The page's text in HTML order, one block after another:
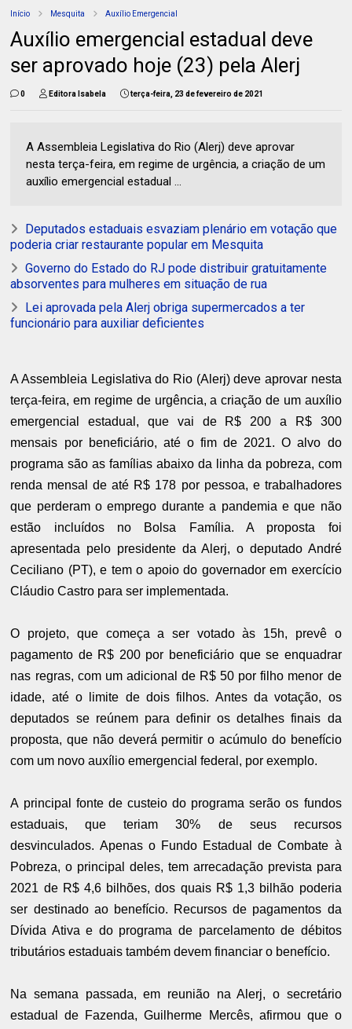
Início Mesquita Auxílio Emergencial
Auxílio emergencial estadual deve
ser aprovado hoje (23) pela Alerj
0 Editora Isabela terça-feira, 23 de fevereiro de 2021
A Assembleia Legislativa do Rio (Alerj) deve aprovar
nesta terça-feira, em regime de urgência, a criação de um
auxílio emergencial estadual ...
Deputados estaduais esvaziam plenário em votação que
poderia criar restaurante popular em Mesquita
Governo do Estado do RJ pode distribuir gratuitamente
absorventes para mulheres em situação de rua
Lei aprovada pela Alerj obriga supermercados a ter
funcionário para auxiliar deficientes
A Assembleia Legislativa do Rio (Alerj) deve aprovar nesta
terça-feira, em regime de urgência, a criação de um auxílio
emergencial estadual , que vai de R$ 200 a R$ 300
mensais por beneficiário, até o fim de 2021. O alvo do
programa são as famílias abaixo da linha da pobreza, com
renda mensal de até R$ 178 por pessoa, e trabalhadores
que perderam o emprego durante a pandemia e que não
estão incluídos no Bolsa Família. A proposta foi
apresentada pelo presidente da Alerj, o deputado André
Ceciliano (PT), e tem o apoio do governador em exercício
Cláudio Castro para ser implementada.
O projeto, que começa a ser votado às 15h, prevê o
pagamento de R$ 200 por beneficiário que se enquadrar
nas regras, com um adicional de R$ 50 por filho menor de
idade, até o limite de dois filhos. Antes da votação, os
deputados se reúnem para definir os detalhes finais da
proposta, que não deverá permitir o acúmulo do benefício
com um novo auxílio emergencial federal, por exemplo.
A principal fonte de custeio do programa serão os fundos
estaduais, que teriam 30% de seus recursos
desvinculados. Apenas o Fundo Estadual de Combate à
Pobreza, o principal deles, tem arrecadação prevista para
2021 de R$ 4,6 bilhões, dos quais R$ 1,3 bilhão poderia
ser destinado ao benefício. Recursos de pagamentos da
Dívida Ativa e do programa de parcelamento de débitos
tributários estaduais também devem financiar o benefício.
Na semana passada, em reunião na Alerj, o secretário
estadual de Fazenda, Guilherme Mercês, afirmou que o